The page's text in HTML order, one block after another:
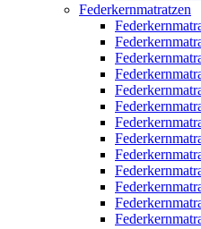
Federkernmatratzen